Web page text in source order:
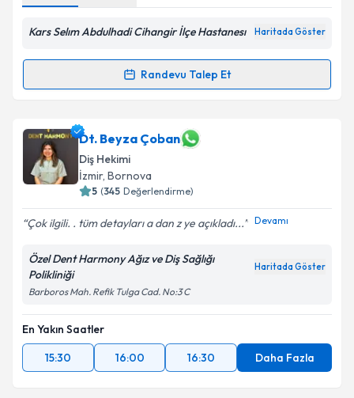
Metni'ni okudum ve kişisel verilerimin belirtilen
kapsamda işlenmesini kabul ediyorum.
Takvim Talebini Gönder
Kars Selım Abdulhadi Cihangir İlçe Hastanesı Haritada Göster
Randevu Talep Et
Randevu Takvimi Talebi
Dt. Pınar Çabakiçin randevu takvimi talebi oluşturun.
Size bu uzmandan randevu almanız için bir takvim
hazırlandığında e-posta ile bilgilendireceğiz.
E-posta Adresiniz
Metni'ni okudum ve kişisel verilerimin belirtilen
Takvim Talebini Gönder
Dt. Beyza Çoban
Diş Hekimi
İzmir, Bornova
5 (345 Değerlendirme)
Çok ilgili. . tüm detayları a dan z ye açıkladı... Devamı
Özel Dent Harmony Ağız ve Diş Sağlığı
Polikliniği
Haritada Göster
Barboros Mah. Refik Tulga Cad. No:3 C
En Yakın Saatler
15:30
16:00 16:30 Daha Fazla